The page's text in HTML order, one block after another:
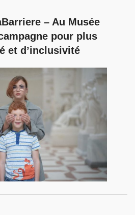
– Au Musée
pour plus
et d’inclusivité